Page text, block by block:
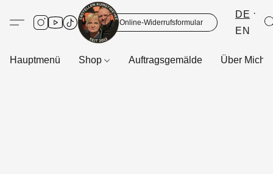
Online-Widerrufsformular
DE
EN
Hauptmenü Shop Auftragsgemälde Über Mich